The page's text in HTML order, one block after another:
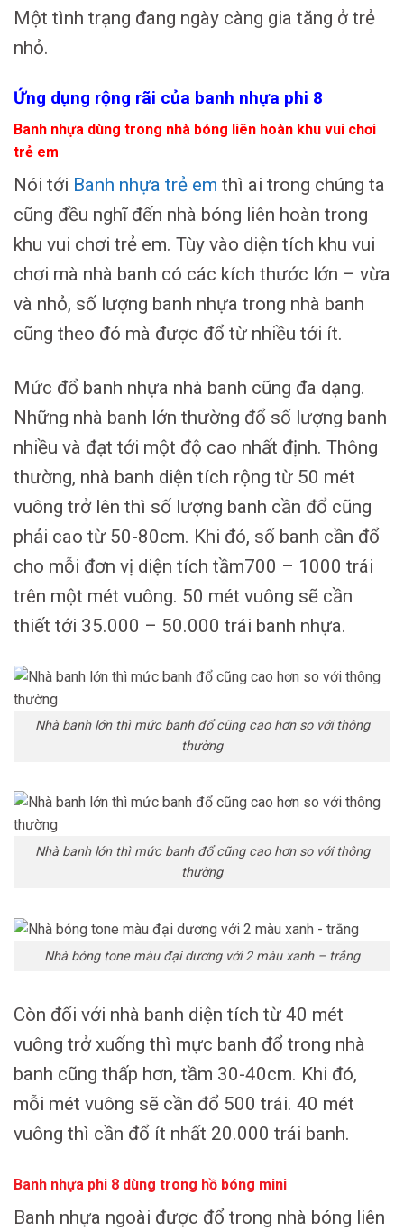
Một tình trạng đang ngày càng gia tăng ở trẻ
nhỏ.
Ứng dụng rộng rãi của banh nhựa phi 8
Banh nhựa dùng trong nhà bóng liên hoàn khu vui chơi
trẻ em
Nói tới Banh nhựa trẻ em thì ai trong chúng ta
cũng đều nghĩ đến nhà bóng liên hoàn trong
khu vui chơi trẻ em. Tùy vào diện tích khu vui
chơi mà nhà banh có các kích thước lớn – vừa
và nhỏ, số lượng banh nhựa trong nhà banh
cũng theo đó mà được đổ từ nhiều tới ít.
Mức đổ banh nhựa nhà banh cũng đa dạng.
Những nhà banh lớn thường đổ số lượng banh
nhiều và đạt tới một độ cao nhất định. Thông
thường, nhà banh diện tích rộng từ 50 mét
vuông trở lên thì số lượng banh cần đổ cũng
phải cao từ 50-80cm. Khi đó, số banh cần đổ
cho mỗi đơn vị diện tích tầm700 – 1000 trái
trên một mét vuông. 50 mét vuông sẽ cần
thiết tới 35.000 – 50.000 trái banh nhựa.
Nhà banh lớn thì mức banh đổ cũng cao hơn so với thông
thường
Nhà banh lớn thì mức banh đổ cũng cao hơn so với thông
thường
Nhà bóng tone màu đại dương với 2 màu xanh – trắng
Còn đối với nhà banh diện tích từ 40 mét
vuông trở xuống thì mực banh đổ trong nhà
banh cũng thấp hơn, tầm 30-40cm. Khi đó,
mỗi mét vuông sẽ cần đổ 500 trái. 40 mét
vuông thì cần đổ ít nhất 20.000 trái banh.
Banh nhựa phi 8 dùng trong hồ bóng mini
Banh nhựa ngoài được đổ trong nhà bóng liên